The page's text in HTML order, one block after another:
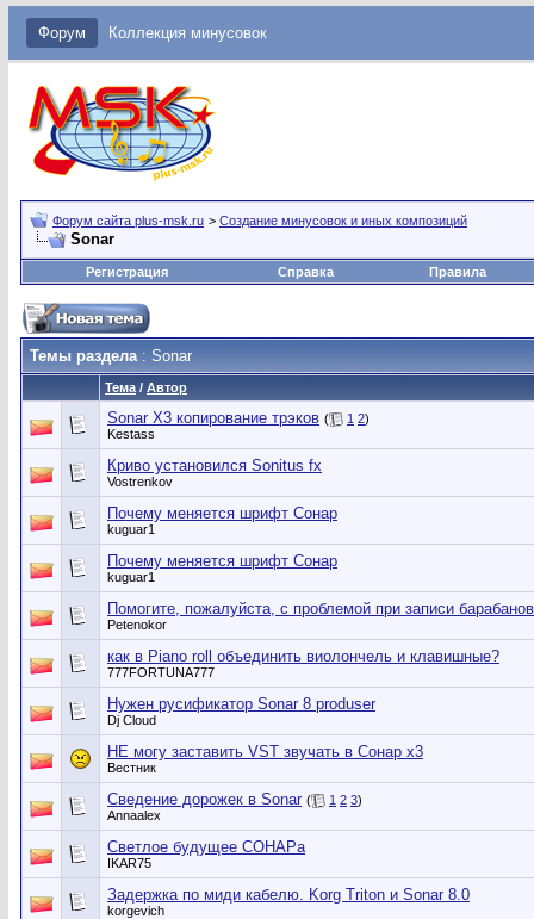
Форум Коллекция минусовок
Форум сайта plus-msk.ru > Создание минусовок и иных композиций
Sonar
Регистрация Справка Правила
Темы раздела: Sonar
Тема / Автор
Sonar X3 копирование трэков ( 1 2)
Kestass
Криво установился Sonitus fx
Vostrenkov
Почему меняется шрифт Сонар
kuguar1
Почему меняется шрифт Сонар
kuguar1
Помогите, пожалуйста, с проблемой при записи
Petenokor
как в Piano roll объединить виолончель и клавишные?
777FORTUNA777
Нужен русификатор Sonar 8 produser
Dj Cloud
НЕ могу заставить VST звучать в Сонар x3
Вестник
Сведение дорожек в Sonar ( 1 2 3)
Annaalex
Светлое будущее СОНАРа
IKAR75
Задержка по миди кабелю. Korg Triton и Sonar 8.0
korgevich